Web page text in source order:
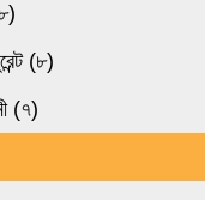
(৮)
(৭)